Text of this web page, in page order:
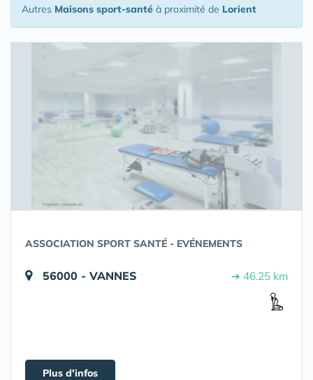
Autres Maisons sport-santé à proximité de Lorient
ASSOCIATION SPORT SANTÉ - EVÉNEMENTS
56000 - VANNES ➔ 46.25 km
Plus d'infos